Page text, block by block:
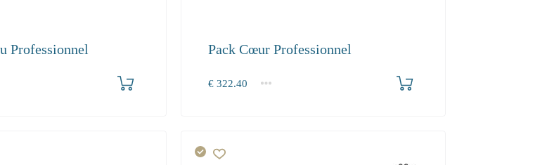
Professionnel Pack Cœur Professionnel
€322.40
1+